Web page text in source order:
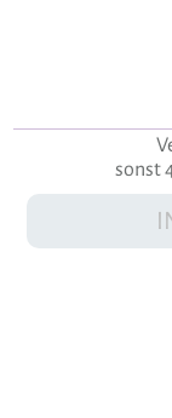
sonst